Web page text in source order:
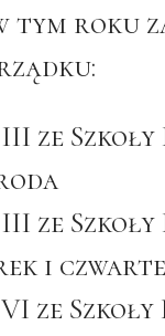
tym roku
ze
ze
i
ze